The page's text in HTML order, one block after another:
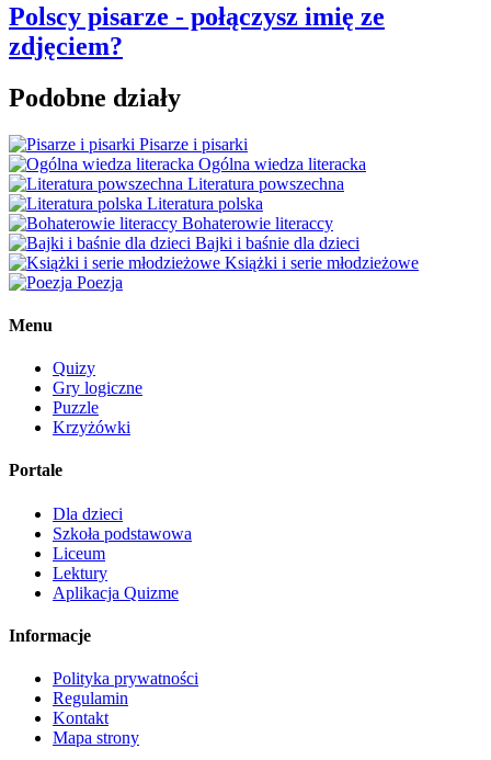
Polscy pisarze - połączysz imię ze
zdjęciem?
Podobne działy
Pisarze i pisarki
Ogólna wiedza literacka
Literatura powszechna
Literatura polska
Bohaterowie literaccy
Bajki i baśnie dla dzieci
Książki i serie młodzieżowe
Poezja
Menu
Quizy
Gry logiczne
Puzzle
Krzyżówki
Portale
Dla dzieci
Szkoła podstawowa
Liceum
Lektury
Aplikacja Quizme
Informacje
Polityka prywatności
Regulamin
Kontakt
Mapa strony